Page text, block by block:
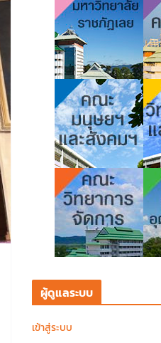
ผู้ดูแลระบบ
เข้าสู่ระบบ